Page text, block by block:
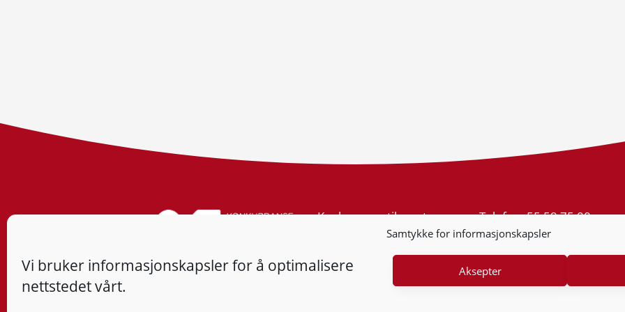
Samtykke for informasjonskapsler
Vi bruker informasjonskapsler for å optimalisere
nettstedet vårt.
Aksepter
Konkurransetilsynet
Postboks 439 Sentrum
Org.nr: 974 761 246
Telefon:55 59 75 00
E-post:post@kt.no
Nyhetsvarsel >>